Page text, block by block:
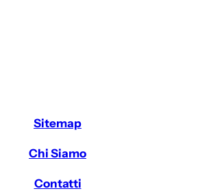
Sitemap
Chi Siamo
Contatti